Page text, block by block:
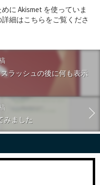
に Akismet を使っていま
細はこちらをご覧くださ
ラッシュの後に何も表示
みました